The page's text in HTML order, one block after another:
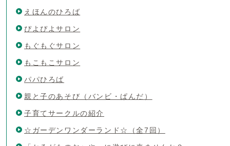
えほんのひろば
ぴよぴよサロン
もぐもぐサロン
もこもこサロン
パパひろば
親と子のあそび（バンビ・ぱんだ）
子育てサークルの紹介
☆ガーデンワンダーランド☆（全7回）